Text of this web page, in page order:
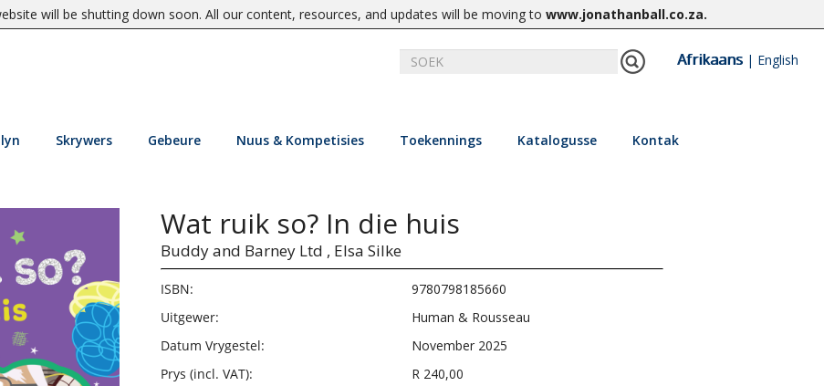
will be shutting down soon. All our content, resources, and updates will be moving to www.jonathanball.co.za.
Afrikaans| English
Skrywers Gebeure Nuus & Kompetisies Toekennings Katalogusse Kontak
Wat ruik so? In die huis
Buddy and Barney Ltd , Elsa Silke
ISBN:
9780798185660
Uitgewer:
Human & Rousseau
Datum Vrygestel:
November 2025
Prys (incl. VAT):
R 240,00